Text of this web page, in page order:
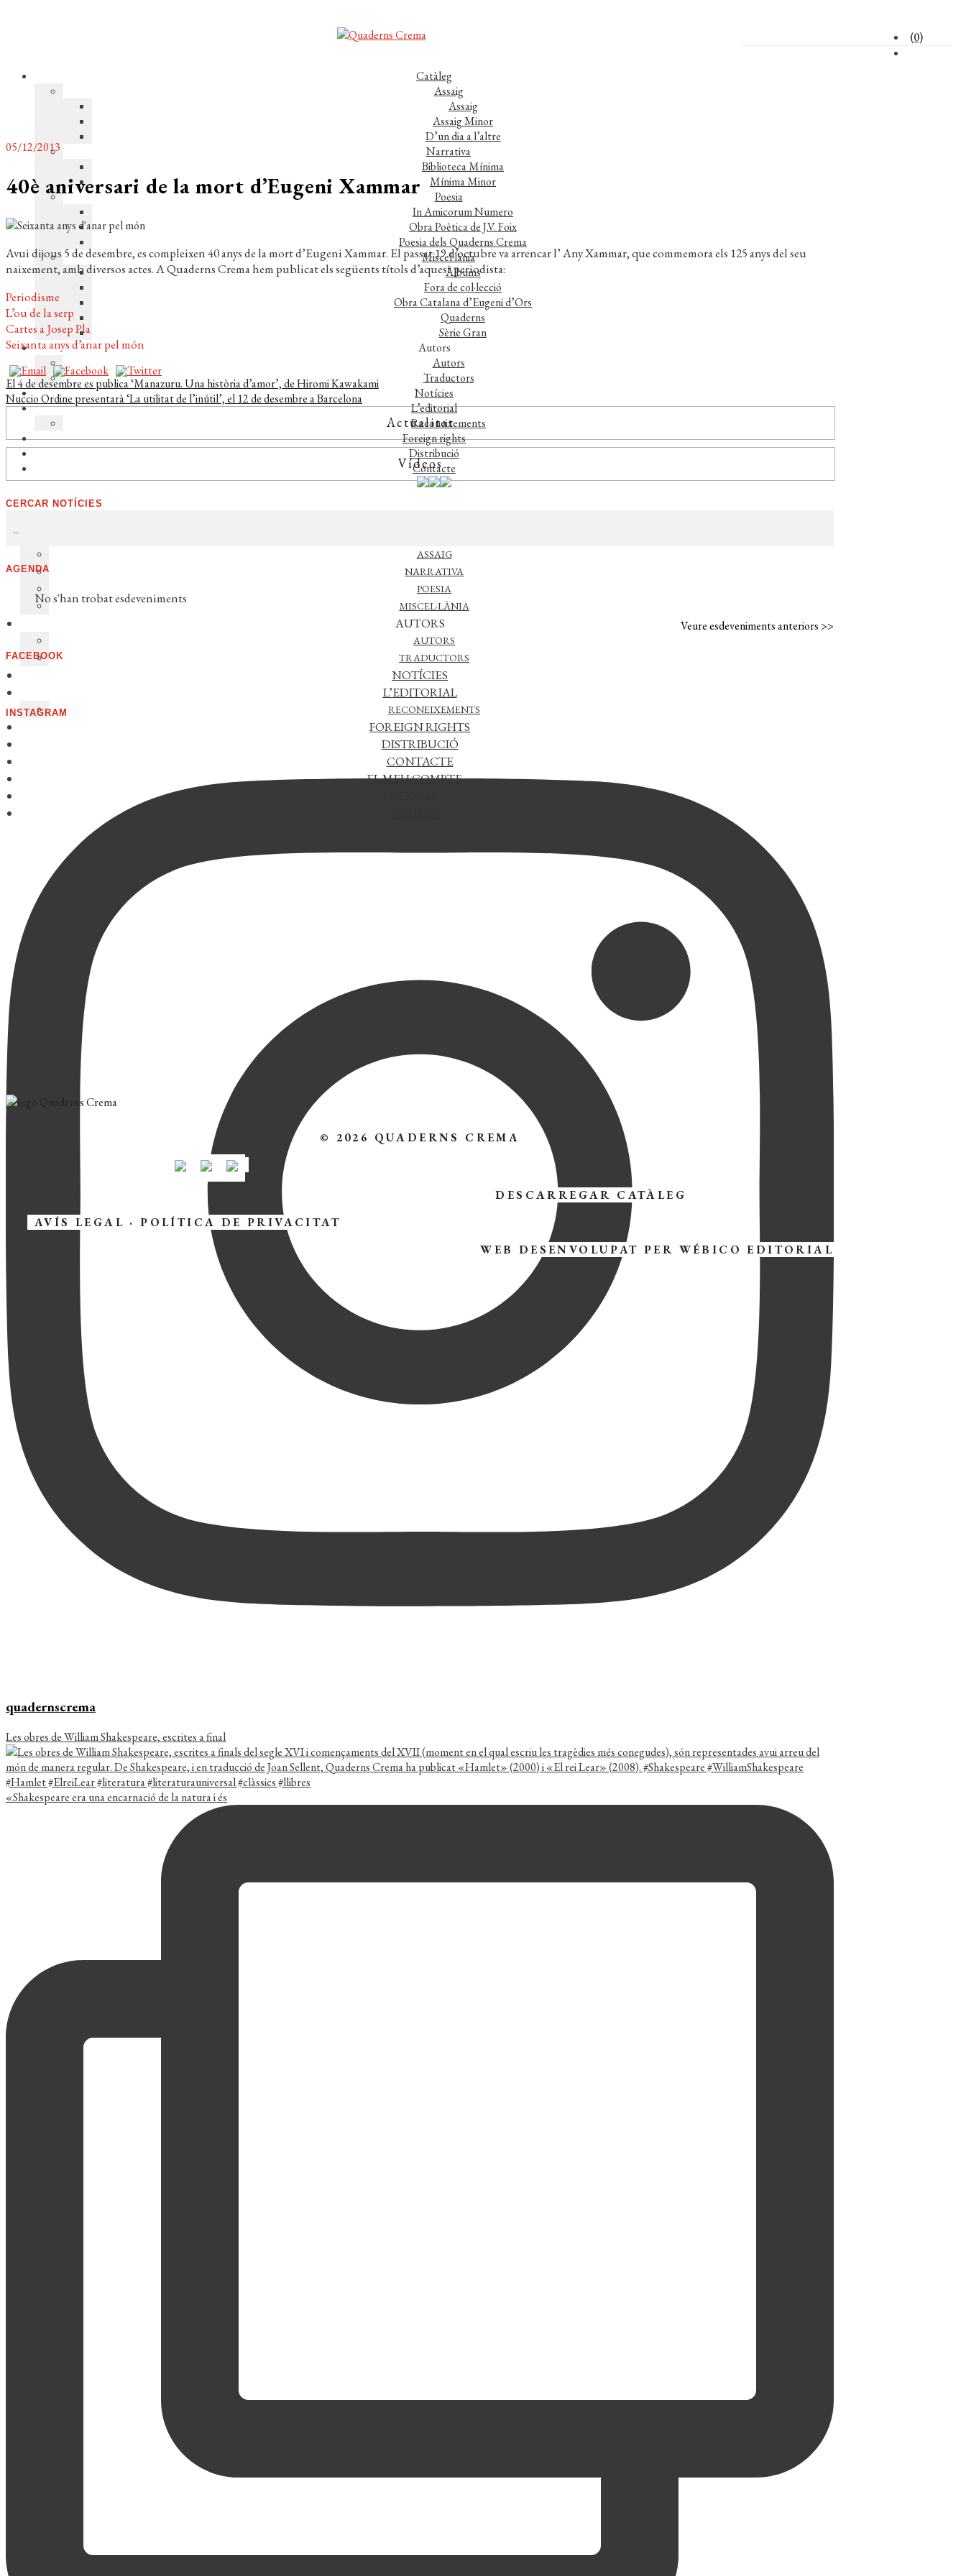
(0)
Catàleg
Assaig
Assaig
Assaig Minor
D’un dia a l’altre
Narrativa
Biblioteca Mínima
Mínima Minor
Poesia
In Amicorum Numero
Obra Poètica de J.V. Foix
Poesia dels Quaderns Crema
Miscel·lània
Àlbums
Fora de col·lecció
Obra Catalana d’Eugeni d’Ors
Quaderns
Sèrie Gran
Autors
Autors
Traductors
Notícies
L’editorial
Reconeixements
Foreign rights
Distribució
Contacte
ASSAIG
NARRATIVA
POESIA
MISCEL·LÀNIA
AUTORS
AUTORS
TRADUCTORS
NOTÍCIES
L’EDITORIAL
RECONEIXEMENTS
FOREIGN RIGHTS
DISTRIBUCIÓ
CONTACTE
EL MEU COMPTE
05/12/2013
40è aniversari de la mort d’Eugeni Xammar
Avui dijous 5 de desembre, es compleixen 40 anys de la mort d’Eugeni Xammar. El passat 19 d’octubre va arrencar l’ Any Xammar, que commemora els 125 anys del seu
naixement, amb diversos actes. A Quaderns Crema hem publicat els següents títols d’aquest periodista:
Periodisme
L’ou de la serp
Cartes a Josep Pla
Seixanta anys d’anar pel món
Navegació
d'entrades
Entrada
anterior:
El 4 de desembre es publica ‘Manazuru. Una història d’amor’, de Hiromi Kawakami
Pròxima
entrada:
Nuccio Ordine presentarà ‘La utilitat de l’inútil’, el 12 de desembre a Barcelona
Actualitat
Vídeos
CERCAR NOTÍCIES
AGENDA
No s'han trobat esdeveniments
Veure esdeveniments anteriors >>
FACEBOOK
INSTAGRAM
quadernscrema
Les obres de William Shakespeare, escrites a final
«Shakespeare era una encarnació de la natura i és
© 2026 QUADERNS CREMA
DESCARREGAR CATÀLEG
AVÍS LEGAL ·POLÍTICA DE PRIVACITAT
WEB DESENVOLUPAT PER WÉBICO EDITORIAL